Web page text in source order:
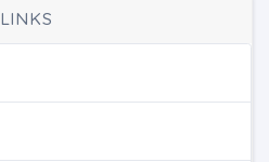
LINKS